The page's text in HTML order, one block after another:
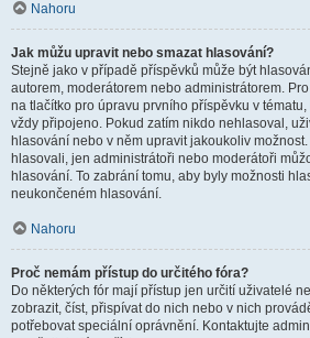
Nahoru
Jak můžu upravit nebo smazat hlasování?
Stejně jako v případě příspěvků může být
autorem, moderátorem nebo administrátorem.
na tlačítko pro úpravu prvního příspěvku v
vždy připojeno. Pokud zatím nikdo nehlasoval,
hlasování nebo v něm upravit jakoukoliv
hlasovali, jen administrátoři nebo moderátoři
hlasování. To zabrání tomu, aby byly možnosti
neukončeném hlasování.
Nahoru
Proč nemám přístup do určitého fóra?
Do některých fór mají přístup jen určití uživatelé
zobrazit, číst, přispívat do nich nebo v nich
potřebovat speciální oprávnění. Kontaktujte